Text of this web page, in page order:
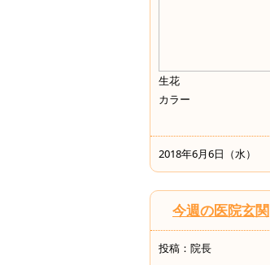
生花
カラー
2018年6月6日（水）
今週の医院玄関
投稿：院長